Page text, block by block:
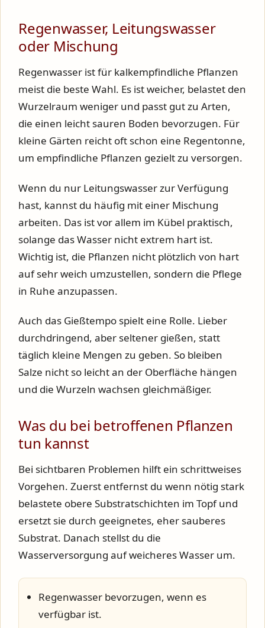
Regenwasser, Leitungswasser
oder Mischung
Regenwasser ist für kalkempfindliche Pflanzen
meist die beste Wahl. Es ist weicher, belastet den
Wurzelraum weniger und passt gut zu Arten,
die einen leicht sauren Boden bevorzugen. Für
kleine Gärten reicht oft schon eine Regentonne,
um empfindliche Pflanzen gezielt zu versorgen.
Wenn du nur Leitungswasser zur Verfügung
hast, kannst du häufig mit einer Mischung
arbeiten. Das ist vor allem im Kübel praktisch,
solange das Wasser nicht extrem hart ist.
Wichtig ist, die Pflanzen nicht plötzlich von hart
auf sehr weich umzustellen, sondern die Pflege
in Ruhe anzupassen.
Auch das Gießtempo spielt eine Rolle. Lieber
durchdringend, aber seltener gießen, statt
täglich kleine Mengen zu geben. So bleiben
Salze nicht so leicht an der Oberfläche hängen
und die Wurzeln wachsen gleichmäßiger.
Was du bei betroffenen Pflanzen
tun kannst
Bei sichtbaren Problemen hilft ein schrittweises
Vorgehen. Zuerst entfernst du wenn nötig stark
belastete obere Substratschichten im Topf und
ersetzt sie durch geeignetes, eher sauberes
Substrat. Danach stellst du die
Wasserversorgung auf weicheres Wasser um.
Regenwasser bevorzugen, wenn es
verfügbar ist.